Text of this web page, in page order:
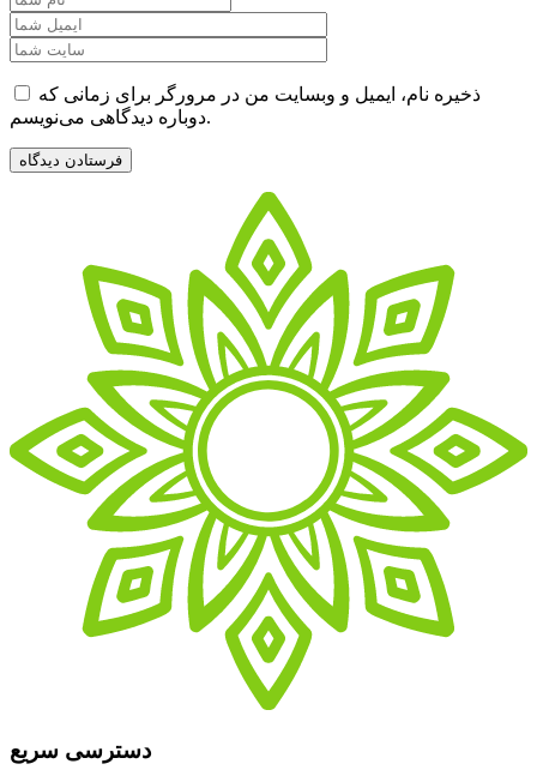
ذخیره نام، ایمیل و وبسایت من در مرورگر برای زمانی که
دوباره دیدگاهی می‌نویسم.
دسترسی سریع